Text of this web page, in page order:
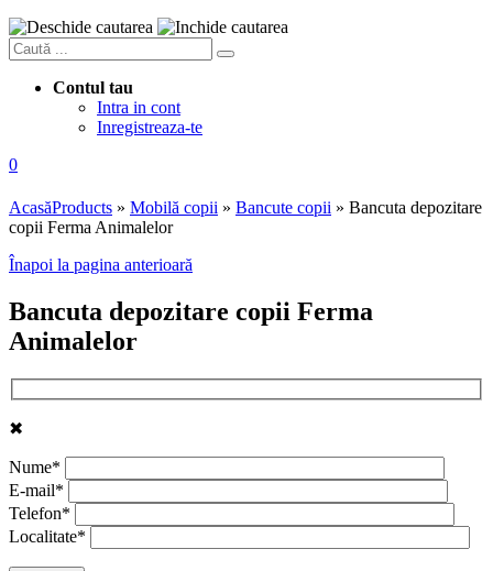
Contul tau
Intra in cont
Inregistreaza-te
0
AcasăProducts » Mobilă copii » Bancute copii » Bancuta depozitare
copii Ferma Animalelor
Înapoi la pagina anterioară
Bancuta depozitare copii Ferma
Animalelor
✖
Nume*
E-mail*
Telefon*
Localitate*